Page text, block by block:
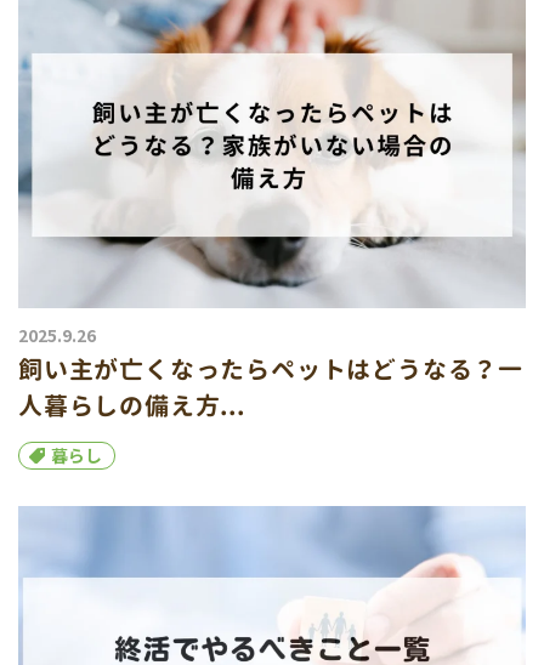
2025.9.26
飼い主が亡くなったらペットはどうなる？一
人暮らしの備え方...
暮らし